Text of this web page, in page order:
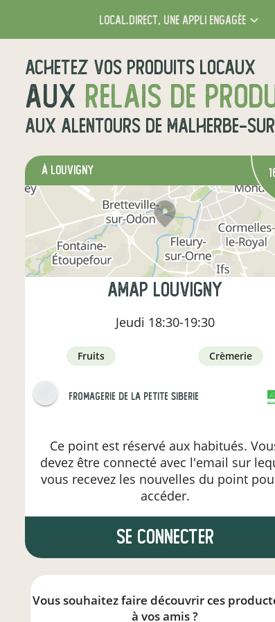
local.direct, une appli engagée
Achetez vos produits locaux
aux relais de
aux alentours de Malherbe-
à Louvigny
AMAP Louvigny
Jeudi 18:30-19:30
fruits crèmerie
Fromagerie de la Petite Siberie CERTIFIÉ
Ce point est réservé aux habitués.
devez être connecté avec l'email sur
vous recevez les nouvelles du point
accéder.
se connecter
Vous souhaitez faire découvrir ces
à vos amis ?